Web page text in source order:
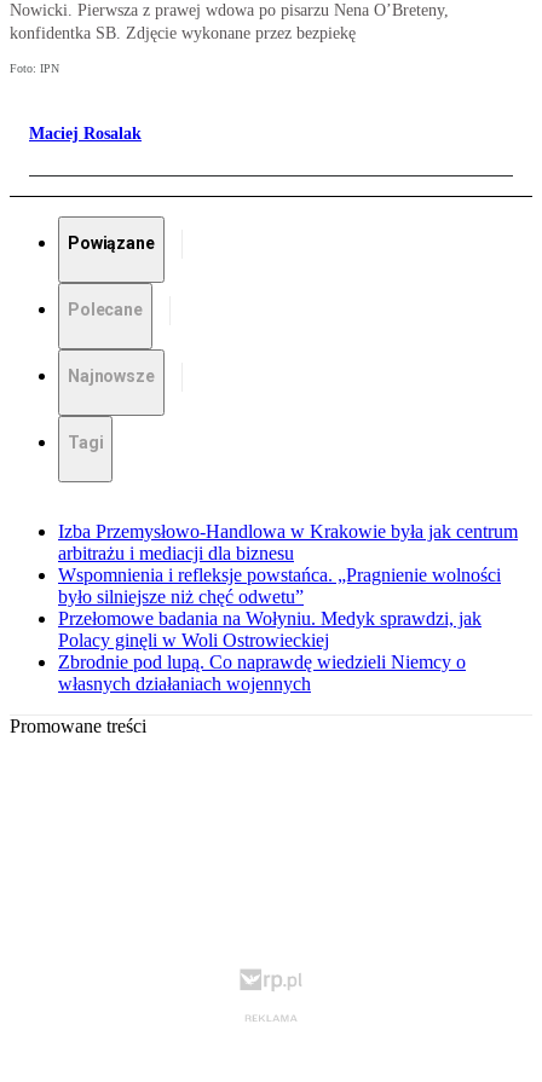
Nowicki. Pierwsza z prawej wdowa po pisarzu Nena O’Breteny,
konfidentka SB. Zdjęcie wykonane przez bezpiekę
Foto: IPN
Maciej Rosalak
Powiązane
Polecane
Najnowsze
Tagi
Izba Przemysłowo-Handlowa w Krakowie była jak centrum
arbitrażu i mediacji dla biznesu
Wspomnienia i refleksje powstańca. „Pragnienie wolności
było silniejsze niż chęć odwetu”
Przełomowe badania na Wołyniu. Medyk sprawdzi, jak
Polacy ginęli w Woli Ostrowieckiej
Zbrodnie pod lupą. Co naprawdę wiedzieli Niemcy o
własnych działaniach wojennych
Promowane treści